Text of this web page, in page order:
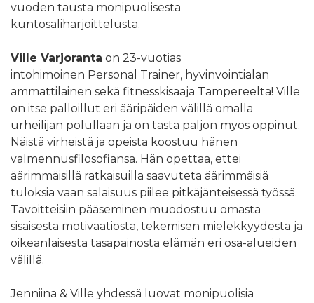
vuoden tausta monipuolisesta
kuntosaliharjoittelusta.
Ville Varjoranta on 23-vuotias
intohimoinen Personal Trainer, hyvinvointialan
ammattilainen sekä fitnesskisaaja Tampereelta! Ville
on itse palloillut eri ääripäiden välillä omalla
urheilijan polullaan ja on tästä paljon myös oppinut.
Näistä virheistä ja opeista koostuu hänen
valmennusfilosofiansa. Hän opettaa, ettei
äärimmäisillä ratkaisuilla saavuteta äärimmäisiä
tuloksia vaan salaisuus piilee pitkäjänteisessä työssä.
Tavoitteisiin pääseminen muodostuu omasta
sisäisestä motivaatiosta, tekemisen mielekkyydestä ja
oikeanlaisesta tasapainosta elämän eri osa-alueiden
välillä.
Jenniina & Ville yhdessä luovat monipuolisia